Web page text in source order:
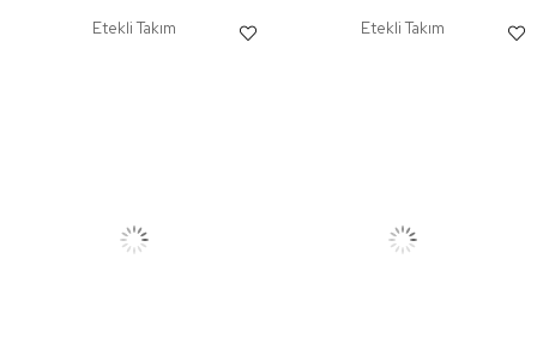
Etekli Takım Etekli Takım